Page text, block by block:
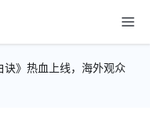
诀》热血上线，海外观众